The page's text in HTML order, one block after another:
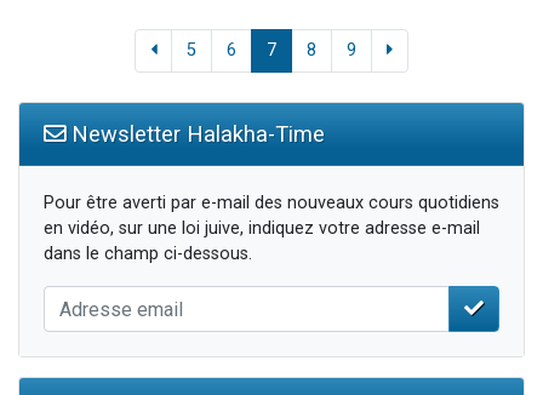
5 6 7 8 9
Newsletter Halakha-Time
Pour être averti par e-mail des nouveaux cours quotidiens
en vidéo, sur une loi juive, indiquez votre adresse e-mail
dans le champ ci-dessous.